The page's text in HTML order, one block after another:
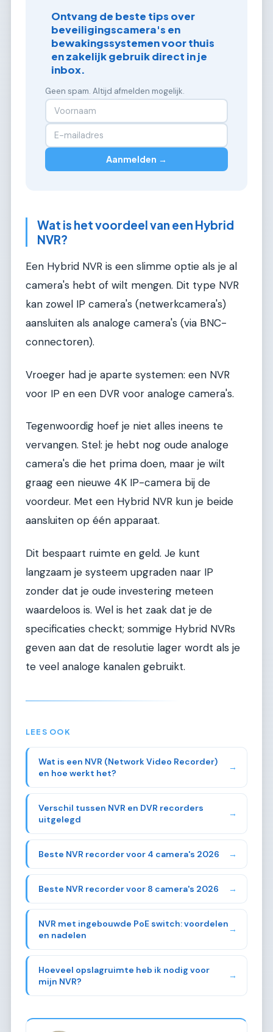
Ontvang de beste tips over
beveiligingscamera's en
bewakingssystemen voor thuis
en zakelijk gebruik direct in je
inbox.
Geen spam. Altijd afmelden mogelijk.
Aanmelden →
Wat is het voordeel van een Hybrid
NVR?
Een Hybrid NVR is een slimme optie als je al
camera's hebt of wilt mengen. Dit type NVR
kan zowel IP camera's (netwerkcamera's)
aansluiten als analoge camera's (via BNC-
connectoren).
Vroeger had je aparte systemen: een NVR
voor IP en een DVR voor analoge camera's.
Tegenwoordig hoef je niet alles ineens te
vervangen. Stel: je hebt nog oude analoge
camera's die het prima doen, maar je wilt
graag een nieuwe 4K IP-camera bij de
voordeur. Met een Hybrid NVR kun je beide
aansluiten op één apparaat.
Dit bespaart ruimte en geld. Je kunt
langzaam je systeem upgraden naar IP
zonder dat je oude investering meteen
waardeloos is. Wel is het zaak dat je de
specificaties checkt; sommige Hybrid NVRs
geven aan dat de resolutie lager wordt als je
te veel analoge kanalen gebruikt.
LEES OOK
Wat is een NVR (Network Video Recorder)
en hoe werkt het?
→
Verschil tussen NVR en DVR recorders
uitgelegd
→
Beste NVR recorder voor 4 camera's 2026 →
Beste NVR recorder voor 8 camera's 2026 →
NVR met ingebouwde PoE switch: voordelen
en nadelen
→
Hoeveel opslagruimte heb ik nodig voor
mijn NVR?
→